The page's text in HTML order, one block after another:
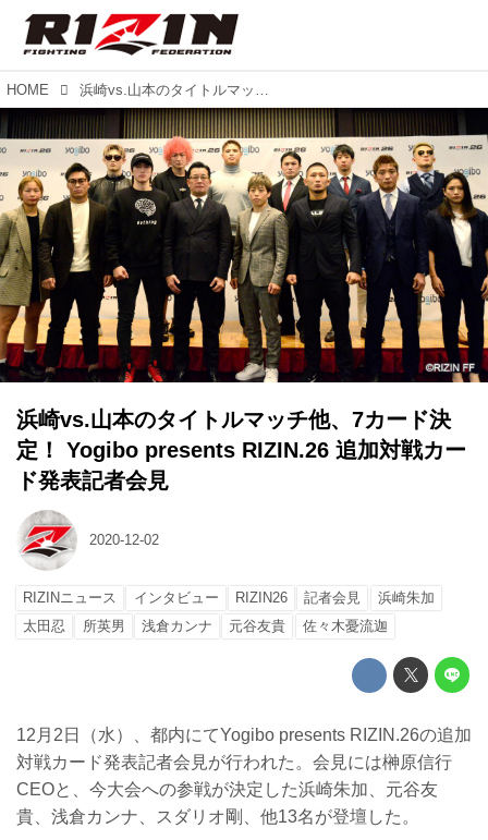
HOME 浜崎vs.山本のタイトルマッチ他、7カード決定！ Yogibo presents RIZIN.26 追加対戦カード発表記者会見
浜崎vs.山本のタイトルマッチ他、7カード決
定！ Yogibo presents RIZIN.26 追加対戦カー
ド発表記者会見
2020-12-02
RIZINニュース インタビュー RIZIN26 記者会見
浜崎朱加
太田忍
所英男 浅倉カンナ 元谷友貴 佐々木憂流迦
12月2日（水）、都内にてYogibo presents RIZIN.26の追加
対戦カード発表記者会見が行われた。会見には榊原信行
CEOと、今大会への参戦が決定した浜崎朱加、元谷友
貴、浅倉カンナ、スダリオ剛、他13名が登壇した。